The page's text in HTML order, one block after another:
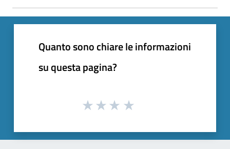
Quanto sono chiare le informazioni
su questa pagina?